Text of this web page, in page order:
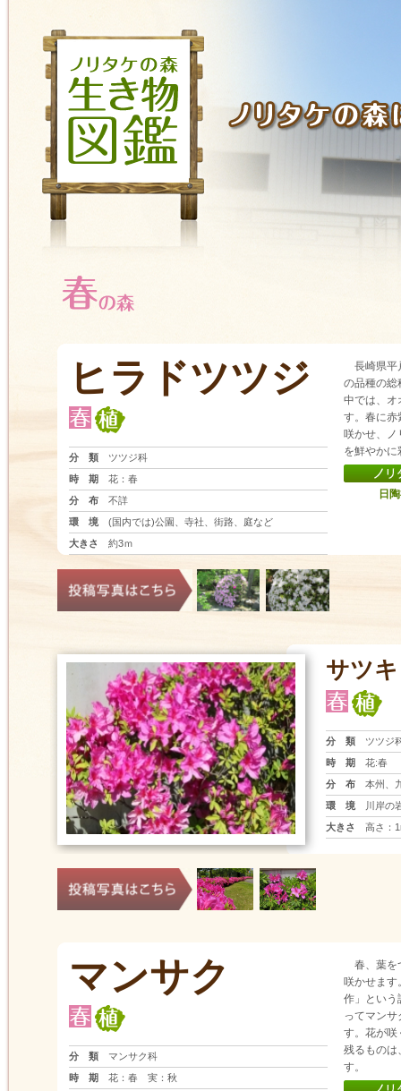
ヒラドツツジ
分 類
ツツジ科
時 期
花：春
分 布
不詳
環 境
(国内では)公園、寺社、街路、庭など
大きさ
約3ｍ
長崎県平
の品種の総
中では、オ
す。春に赤
咲かせ、ノ
を鮮やかに
日
サツキ
分 類
ツツジ
時 期
花:春
分 布
本州、
環 境
川岸の
大きさ
高さ：
マンサク
分 類
マンサク科
時 期
花：春 実：秋
春、葉を
咲かせます
作」という
ってマン
す。花が咲
残るものは
す。